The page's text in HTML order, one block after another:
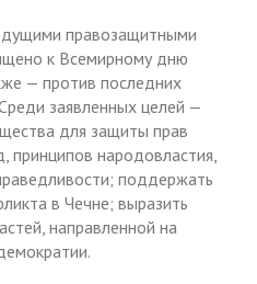
правозащитными
к Всемирному дню
— против последних
заявленных целей —
для защиты прав
принципов народовластия,
поддержать
в Чечне; выразить
направленной на